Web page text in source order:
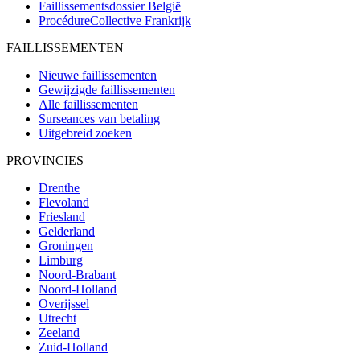
Faillissementsdossier België
ProcédureCollective Frankrijk
FAILLISSEMENTEN
Nieuwe faillissementen
Gewijzigde faillissementen
Alle faillissementen
Surseances van betaling
Uitgebreid zoeken
PROVINCIES
Drenthe
Flevoland
Friesland
Gelderland
Groningen
Limburg
Noord-Brabant
Noord-Holland
Overijssel
Utrecht
Zeeland
Zuid-Holland